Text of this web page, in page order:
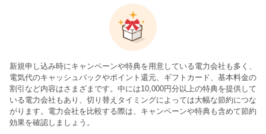
新規申し込み時にキャンペーンや特典を用意している電力会社も多く、
電気代のキャッシュバックやポイント還元、ギフトカード、基本料金の
割引など内容はさまざまです。中には10,000円分以上の特典を提供して
いる電力会社もあり、切り替えタイミングによっては大幅な節約につな
がります。電力会社を比較する際は、キャンペーンや特典も含めて節約
効果を確認しましょう。